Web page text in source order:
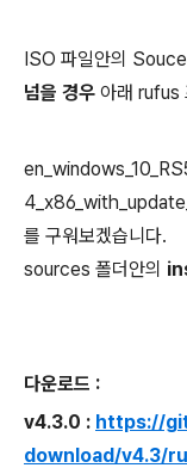
ISO 파일안의
넘을 경우 아래 rufus
를 구워보겠습니다.
sources 폴더안의
다운로드 :
v4.3.0 : https://
download/v4.3/